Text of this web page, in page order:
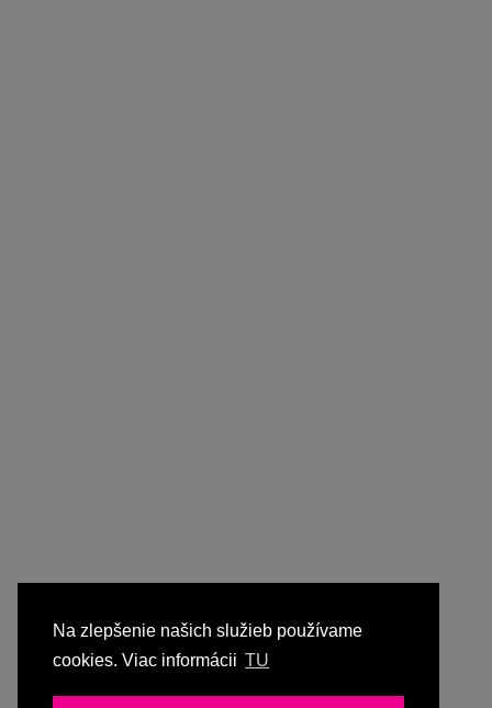
Na zlepšenie našich služieb používame
cookies. Viac informácii TU